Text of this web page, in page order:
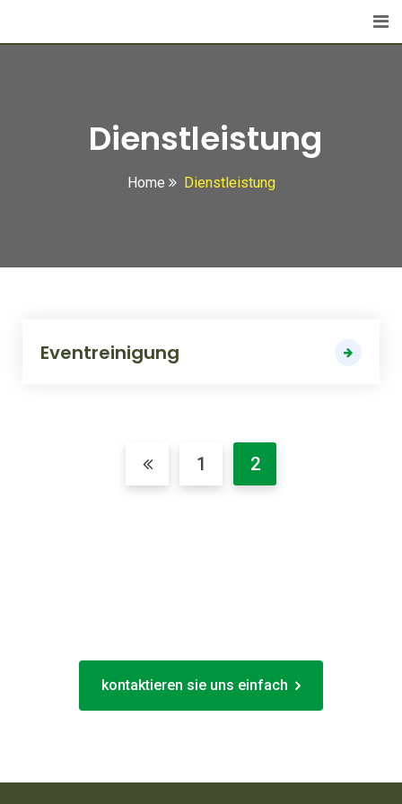
Dienstleistung
Home Dienstleistung
Eventreinigung
1 2
kontaktieren sie uns einfach